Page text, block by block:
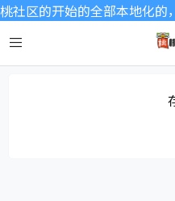
社区的开始的全部本地化的